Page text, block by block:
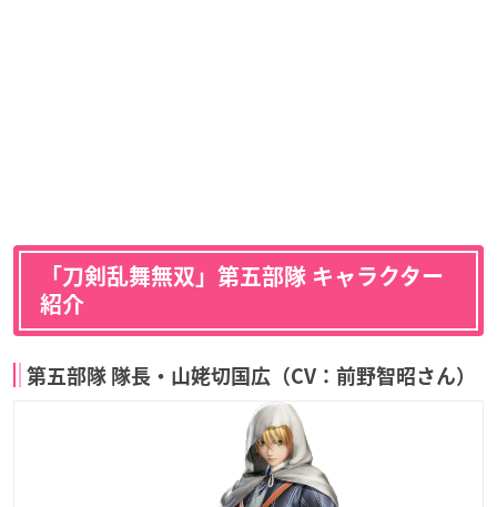
「刀剣乱舞無双」第五部隊 キャラクター
紹介
第五部隊 隊長・山姥切国広（CV：前野智昭さん）